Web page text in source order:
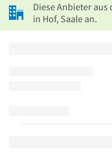
Diese Anbieter
in Hof, Saale an.